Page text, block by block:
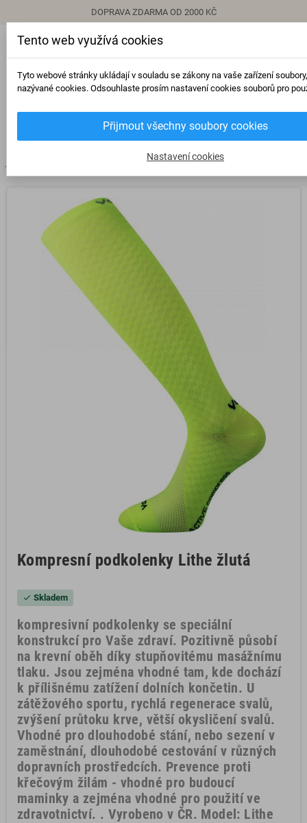
DOPRAVA ZDARMA OD 2000 KČ
search
Kompresní podkolenky Lithe žlutá
check Skladem
kompresivní podkolenky se speciální
konstrukcí pro Vaše zdraví. Pozitivně působí
na krevní oběh díky stupňovitému masážnímu
tlaku. Jsou zejména vhodné tam, kde dochází
k přílišnému zatížení dolních končetin. U
zátěžového sportu, rychlá regenerace svalů,
zvýšení průtoku krve, větší okysličení svalů.
Vhodné pro dlouhodobé stání, nebo sezení v
zaměstnání, dlouhodobé cestování v různých
dopravních prostředcích. Prevence proti
křečovým žilám - vhodné pro budoucí
maminky a zejména vhodné pro použití ve
zdravotnictví. . Vyrobeno v ČR. Model: Lithe
Tento web využívá cookies
Tyto webové stránky ukládají v souladu se zákony na vaše zařízení
nazývané cookies. Odsouhlaste prosím nastavení cookies souborů pro
Přijmout všechny soubory cookies
Nastavení cookies